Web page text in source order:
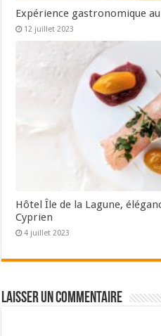
Expérience gastronomique
12 juillet 2023
Hôtel Île de la Lagune,
Cyprien
4 juillet 2023
Laisser un commentaire